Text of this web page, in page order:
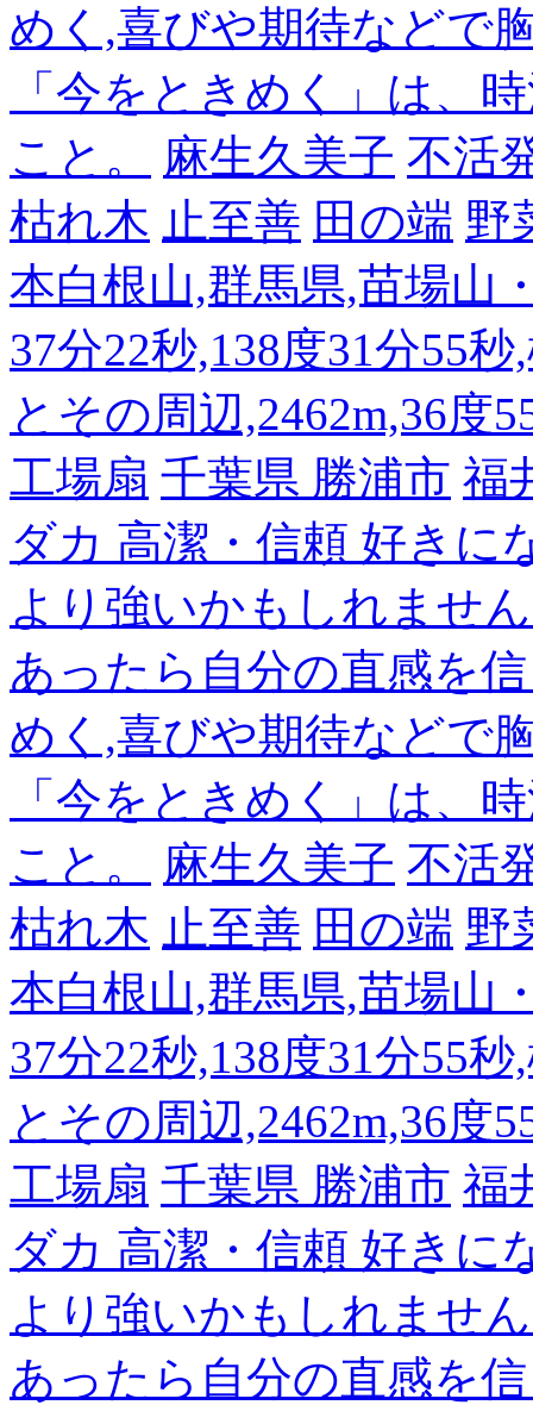
めく,喜びや期待などで
「今をときめく」は、
こと。
麻生久美子 不活
枯れ木 止至善 田の端 野
本白根山,群馬県,苗場山
37分22秒,138度31分55秒
とその周辺,2462m,36度
工場扇 千葉県 勝浦市 福
ダカ 高潔・信頼 好きに
より強いかもしれませ
あったら自分の直感を
めく,喜びや期待などで
「今をときめく」は、
こと。
麻生久美子 不活
枯れ木 止至善 田の端 野
本白根山,群馬県,苗場山
37分22秒,138度31分55秒
とその周辺,2462m,36度
工場扇 千葉県 勝浦市 福
ダカ 高潔・信頼 好きに
より強いかもしれませ
あったら自分の直感を